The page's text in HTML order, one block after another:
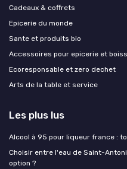
Cadeaux & coffrets
Epicerie du monde
Sante et produits bio
Accessoires pour epicerie et
Ecoresponsable et zero dechet
Arts de la table et service
Les plus lus
Alcool à 95 pour liqueur france :
Choisir entre l'eau de Saint-
option ?